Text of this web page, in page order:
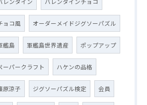
ョコ風 オーダーメイドジグソーパズル
艦島 軍艦島世界遺産 ポップアップ
ーパークラフト ハケンの品格
原涼子 ジグソーパズル検定 会員